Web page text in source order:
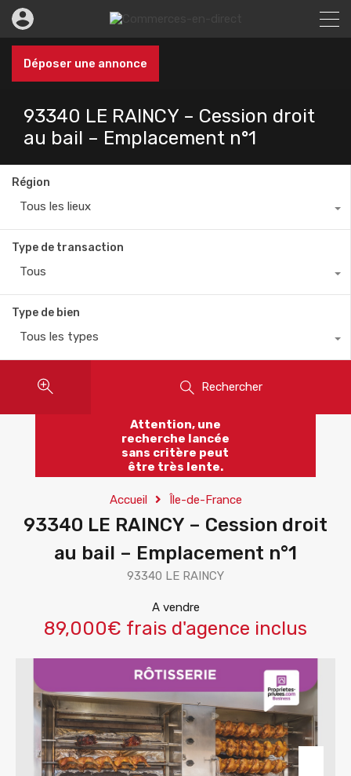
Déposer une annonce
93340 LE RAINCY – Cession droit
au bail – Emplacement n°1
Région
Tous les lieux
Type de transaction
Tous
Type de bien
Tous les types
Rechercher
Attention, une
recherche lancée
sans critère peut
être très lente.
Accueil Île-de-France
93340 LE RAINCY – Cession droit
au bail – Emplacement n°1
93340 LE RAINCY
A vendre
89,000€ frais d'agence inclus